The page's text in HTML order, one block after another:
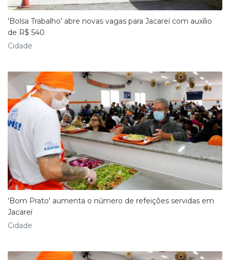
'Bolsa Trabalho' abre novas vagas para Jacareí com auxílio
de R$ 540
Cidade
'Bom Prato' aumenta o número de refeições servidas em
Jacareí
Cidade